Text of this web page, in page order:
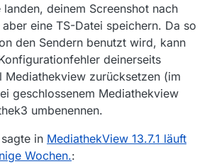
deinem Screenshot nach
eine TS-Datei speichern. Da so
den Sendern benutzt wird, kann
deinerseits
Mediathekview zurücksetzen (im
geschlossenem Mediathekview
umbenennen.
sagte in MediathekView 13.7.1 läuft
Wochen.: